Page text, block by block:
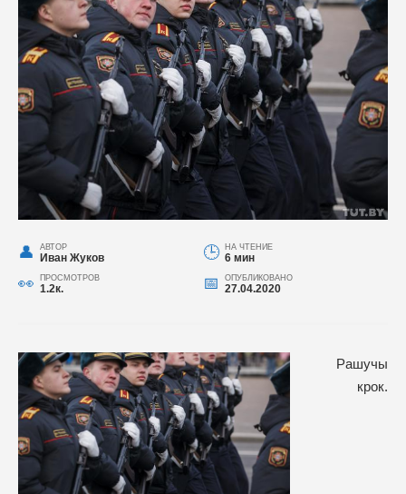
АВТОР
Иван Жуков
НА ЧТЕНИЕ
6 мин
ПРОСМОТРОВ
1.2к.
ОПУБЛИКОВАНО
27.04.2020
Рашучы
крок.